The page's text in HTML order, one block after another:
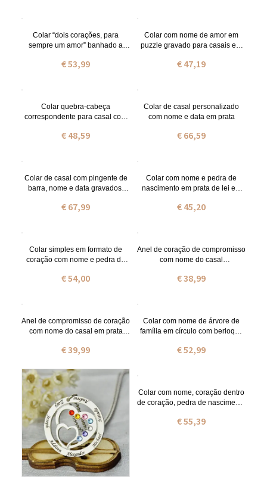
Colar “dois corações, para
sempre um amor” banhado a
€ 53,99
Colar com nome de amor em
puzzle gravado para casais em
€ 47,19
Colar quebra-cabeça
correspondente para casal com
de nascimento
€ 48,59
Colar de casal personalizado
com nome e data em prata
€ 66,59
Colar de casal com pingente de
barra, nome e data gravados,
€ 67,99
Colar com nome e pedra de
nascimento em prata de lei em
€ 45,20
Colar simples em formato de
coração com nome e pedra de
€ 54,00
Anel de coração de compromisso
com nome do casal
€ 38,99
Anel de compromisso de coração
com nome do casal em prata
€ 39,99
Colar com nome de árvore de
família em círculo com berloque
€ 52,99
Colar com nome, coração dentro
de coração, pedra de nascimento
ouro.
€ 55,39